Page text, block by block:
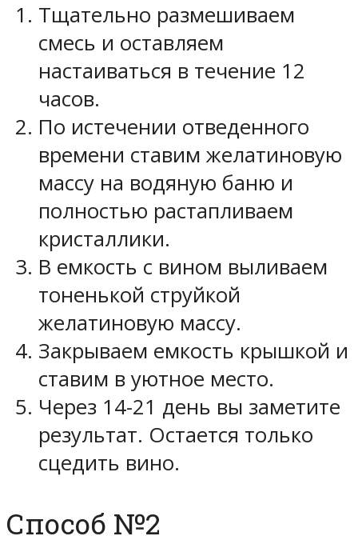
Тщательно размешиваем
смесь и оставляем
настаиваться в течение 12
часов.
По истечении отведенного
времени ставим желатиновую
массу на водяную баню и
полностью растапливаем
кристаллики.
В емкость с вином выливаем
тоненькой струйкой
желатиновую массу.
Закрываем емкость крышкой и
ставим в уютное место.
Через 14-21 день вы заметите
результат. Остается только
сцедить вино.
Способ №2